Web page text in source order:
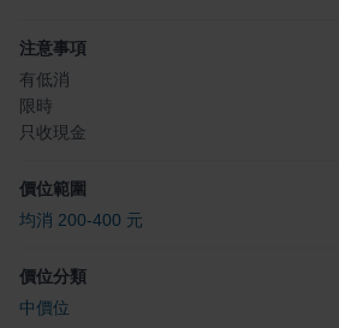
注意事項
有低消
限時
只收現金
價位範圍
均消 200-400 元
價位分類
中價位